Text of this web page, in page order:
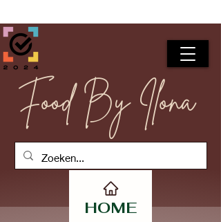
Food By Ilona
HOME